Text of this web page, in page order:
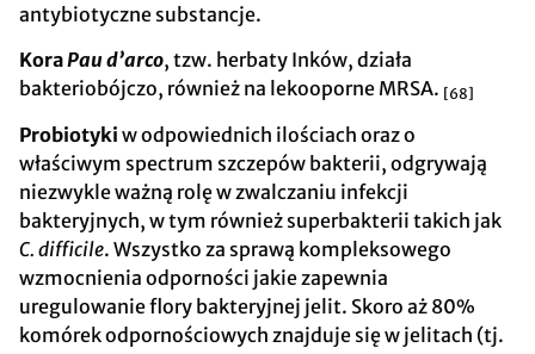
antybiotyczne substancje.
KoraPau d’arco, tzw. herbaty Inków, działa
bakteriobójczo, również na lekooporne MRSA. [68]
Probiotyki w odpowiednich ilościach oraz o
właściwym spectrum szczepów bakterii, odgrywają
niezwykle ważną rolę w zwalczaniu infekcji
bakteryjnych, w tym również superbakterii takich jak
C. difficile. Wszystko za sprawą kompleksowego
wzmocnienia odporności jakie zapewnia
uregulowanie flory bakteryjnej jelit. Skoro aż 80%
komórek odpornościowych znajduje się w jelitach (tj.